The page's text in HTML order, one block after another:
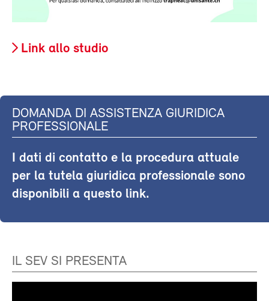
Link allo studio
DOMANDA DI ASSISTENZA GIURIDICA
PROFESSIONALE
I dati di contatto e la procedura attuale
per la tutela giuridica professionale sono
disponibili a questo link.
IL SEV SI PRESENTA